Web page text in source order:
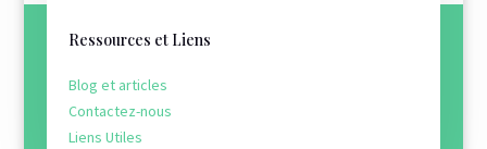
Ressources et Liens
Blog et articles
Contactez-nous
Liens Utiles